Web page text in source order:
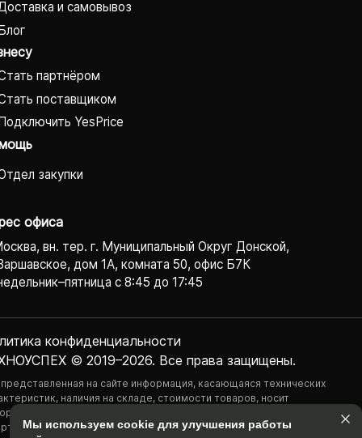
и самовывоз
партнёром
поставщиком
YesPrice
закупки
офиса
вн. тер. г. Муниципальный Округ Донской,
дом 1А, комната 50, офис Б7К
с 8:45 до 17:45
© 2019–2026. Все права защищены.
конфиденциаль­ности
на сайте информация, касающаяся технических
наличия на складе, стоимости товаров, носит
характер и ни при каких условиях не является публичной
определяемой положениями Статьи 437(2) Гражданского
Мы используем cookie для улучшения работы